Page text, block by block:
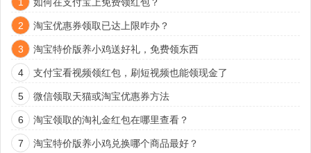
1 如何在支付宝上免费领红包？
2 淘宝优惠券领取已达上限咋办？
3 淘宝特价版养小鸡送好礼，免费领东西
4 支付宝看视频领红包，刷短视频也能领现金了
5 微信领取天猫或淘宝优惠券方法
6 淘宝领取的淘礼金红包在哪里查看？
7 淘宝特价版养小鸡兑换哪个商品最好？